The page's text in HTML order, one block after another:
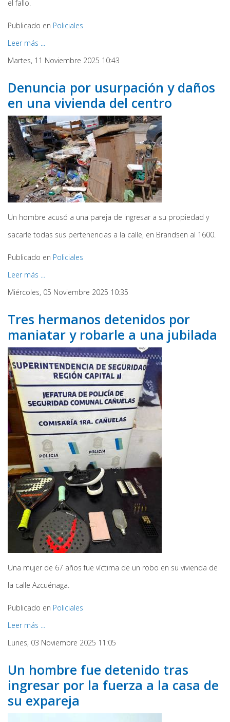
el fallo.
Publicado en Policiales
Leer más ...
Martes, 11 Noviembre 2025 10:43
Denuncia por usurpación y daños
en una vivienda del centro
Un hombre acusó a una pareja de ingresar a su propiedad y
sacarle todas sus pertenencias a la calle, en Brandsen al 1600.
Publicado en Policiales
Leer más ...
Miércoles, 05 Noviembre 2025 10:35
Tres hermanos detenidos por
maniatar y robarle a una jubilada
Una mujer de 67 años fue víctima de un robo en su vivienda de
la calle Azcuénaga.
Publicado en Policiales
Leer más ...
Lunes, 03 Noviembre 2025 11:05
Un hombre fue detenido tras
ingresar por la fuerza a la casa de
su expareja